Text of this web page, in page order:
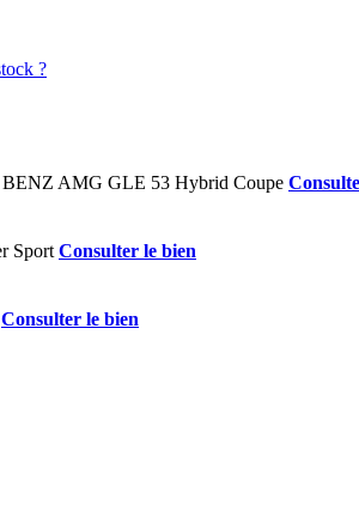
Consulter le bien
Consulter le bien